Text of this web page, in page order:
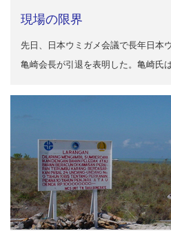
現場の限界
先日、日本ウミガメ会議で長年日本
亀崎会長が引退を表明した。亀崎氏